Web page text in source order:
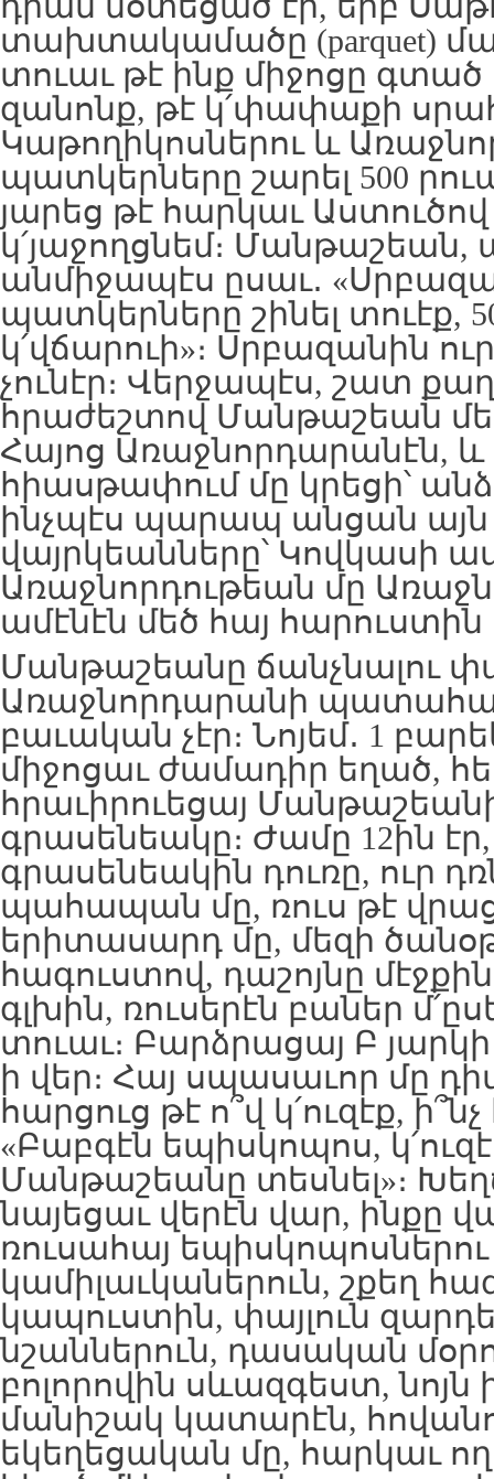
տախտակամածը (parquet)
տուաւ թէ ինք միջոցը գտած
զանոնք, թէ կ՛փափաքի
Կաթողիկոսներու և
պատկերները շարել 500
յարեց թէ հարկաւ Աստուծով
կ՛յաջողցնեմ։ Մանթաշեան,
անմիջապէս ըսաւ․
պատկերները շինել տուէք,
կ՛վճարուի»։ Սրբազանին
չունէր։ Վերջապէս, շատ
հրաժեշտով Մանթաշեան
Հայոց Առաջնորդարանէն, և
հիասթափում մը կրեցի՝
ինչպէս պարապ անցան այն
վայրկեանները՝ Կովկասի
Առաջնորդութեան մը
ամէնէն մեծ հայ հարուստին
Մանթաշեանը ճանչնալու
Առաջնորդարանի
բաւական չէր։ Նոյեմ․ 1
միջոցաւ ժամադիր եղած,
հրաւիրուեցայ
գրասենեակը։ Ժամը 12ին
գրասենեակին դուռը, ուր
պահապան մը, ռուս թէ
երիտասարդ մը, մեզի ծանօթ
հագուստով, դաշոյնը
գլխին, ռուսերէն բաներ
տուաւ։ Բարձրացայ Բ
ի վեր։ Հայ սպասաւոր մը
հարցուց թէ ո՞վ կ՛ուզէք,
«Բաբգէն եպիսկոպոս,
Մանթաշեանը տեսնել»։
նայեցաւ վերէն վար, ինքը
ռուսահայ
կամիլաւկաներուն, շքեղ
կապուստին, փայլուն
նշաններուն, դասական
բոլորովին սևազգեստ, նոյն
մանիշակ կատարէն,
եկեղեցական մը, հարկաւ